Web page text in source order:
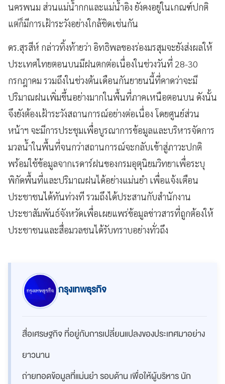
นครพนม ส่วนแม่น้ำกกและแม่น้ำอิง ยังคงอยู่ในเกณฑ์ปกติ
แต่ก็มีการเฝ้าระวังอย่างใกล้ชิดเช่นกัน
ดร.สุรสีห์ กล่าวทิ้งท้ายว่า อิทธิพลของร่องมรสุมจะยังส่งผลให้
ประเทศไทยตอนบนมีฝนตกต่อเนื่องในช่วงวันที่ 28-30
กรกฎาคม รวมถึงในช่วงต้นเดือนกันยายนนี้ที่คาดว่าจะมี
ปริมาณฝนเพิ่มขึ้นอย่างมากในพื้นที่ภาคเหนือตอนบน ดังนั้น
จึงยังต้องเฝ้าระวังสถานการณ์อย่างต่อเนื่อง โดยศูนย์ส่วน
หน้าฯ จะมีการประชุมเพื่อบูรณาการข้อมูลและบริหารจัดการ
มวลน้ำในพื้นที่จนกว่าสถานการณ์จะกลับเข้าสู่ภาวะปกติ
พร้อมใช้ข้อมูลจากเรดาร์ฝนของกรมอุตุนิยมวิทยาเพื่อระบุ
พิกัดพื้นที่และปริมาณฝนได้อย่างแม่นยำ เพื่อแจ้งเตือน
ประชาชนได้ทันท่วงที รวมถึงได้ประสานกับสำนักงาน
ประชาสัมพันธ์จังหวัดเพื่อเผยแพร่ข้อมูลข่าวสารที่ถูกต้องให้
ประชาชนและสื่อมวลชนได้รับทราบอย่างทั่วถึง
กรุงเทพธุรกิจ
สื่อเศรษฐกิจ ที่อยู่กับการเปลี่ยนแปลงของประเทศมาอย่าง
ยาวนาน
ถ่ายทอดข้อมูลที่แม่นยำ รอบด้าน เพื่อให้ผู้บริหาร นัก